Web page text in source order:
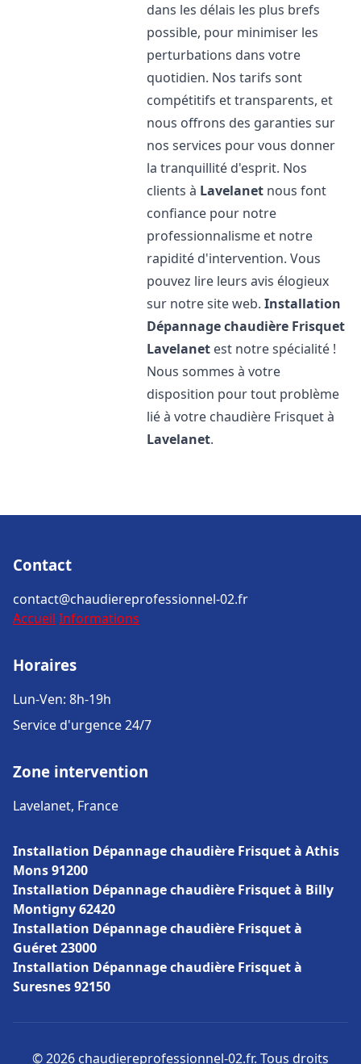
dans les délais les plus brefs
possible, pour minimiser les
perturbations dans votre
quotidien. Nos tarifs sont
compétitifs et transparents, et
nous offrons des garanties sur
nos services pour vous donner
la tranquillité d'esprit. Nos
clients à Lavelanet nous font
confiance pour notre
professionnalisme et notre
rapidité d'intervention. Vous
pouvez lire leurs avis élogieux
sur notre site web.Installation
Dépannage chaudière Frisquet
Lavelanet est notre spécialité !
Nous sommes à votre
disposition pour tout problème
lié à votre chaudière Frisquet à
Lavelanet.
Contact
contact@chaudiereprofessionnel-02.fr
Accueil Informations
Horaires
Lun-Ven: 8h-19h
Service d'urgence 24/7
Zone intervention
Lavelanet, France
Installation Dépannage chaudière Frisquet à Athis
Mons 91200
Installation Dépannage chaudière Frisquet à Billy
Montigny 62420
Installation Dépannage chaudière Frisquet à
Guéret 23000
Installation Dépannage chaudière Frisquet à
Suresnes 92150
© 2026 chaudiereprofessionnel-02.fr. Tous droits